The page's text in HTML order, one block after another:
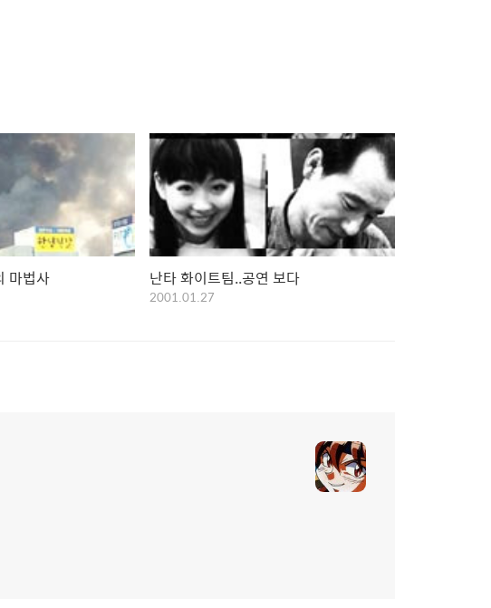
마법사 난타 화이트팀..공연 보다
2001.01.27